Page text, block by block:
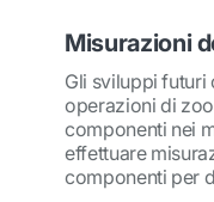
Misurazioni
Gli sviluppi futuri
operazioni di
componenti nei
effettuare
componenti per